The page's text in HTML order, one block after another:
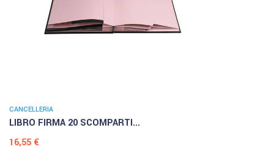
CANCELLERIA
LIBRO FIRMA 20 SCOMPARTI...
Prezzo
16,55 €